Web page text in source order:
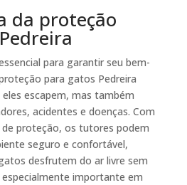
da proteção
para garantir seu bem-
para gatos Pedreira
escapem, mas também
acidentes e doenças. Com
proteção, os tutores podem
seguro e confortável,
desfrutem do ar livre sem
especialmente importante em